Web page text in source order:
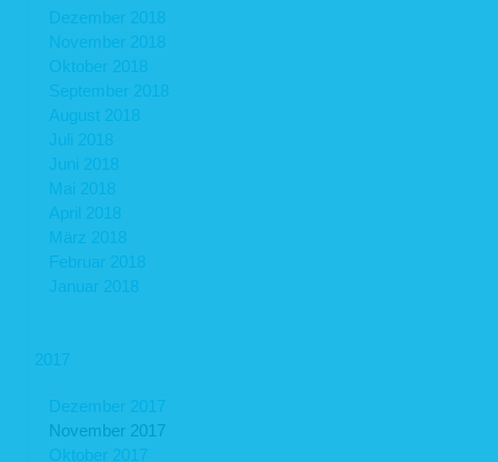
Dezember 2018
November 2018
Oktober 2018
September 2018
August 2018
Juli 2018
Juni 2018
Mai 2018
April 2018
März 2018
Februar 2018
Januar 2018
2017
Dezember 2017
November 2017
Oktober 2017